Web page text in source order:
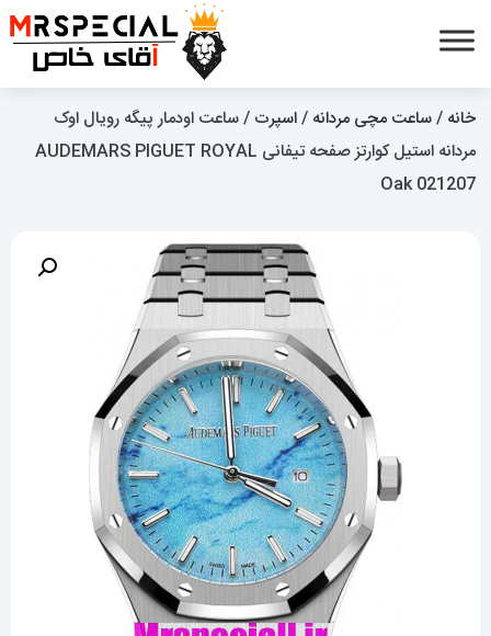
خانه /ساعت مچی مردانه /اسپرت / ساعت اودمار پیگه رویال اوک
مردانه استیل کوارتز صفحه تیفانی AUDEMARS PIGUET ROYAL
Oak 021207